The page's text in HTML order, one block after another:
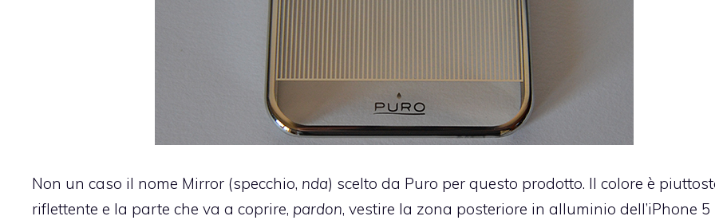
Non un caso il nome Mirror (specchio, nda) scelto da Puro per questo prodotto. Il colore è
riflettente e la parte che va a coprire, pardon, vestire la zona posteriore in alluminio dell’iPhone 5